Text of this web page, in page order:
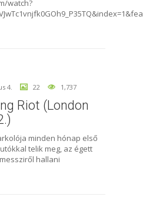
watch?
4. 22 1,737
Riot (London
minden hónap első
telik meg, az égett
hallani